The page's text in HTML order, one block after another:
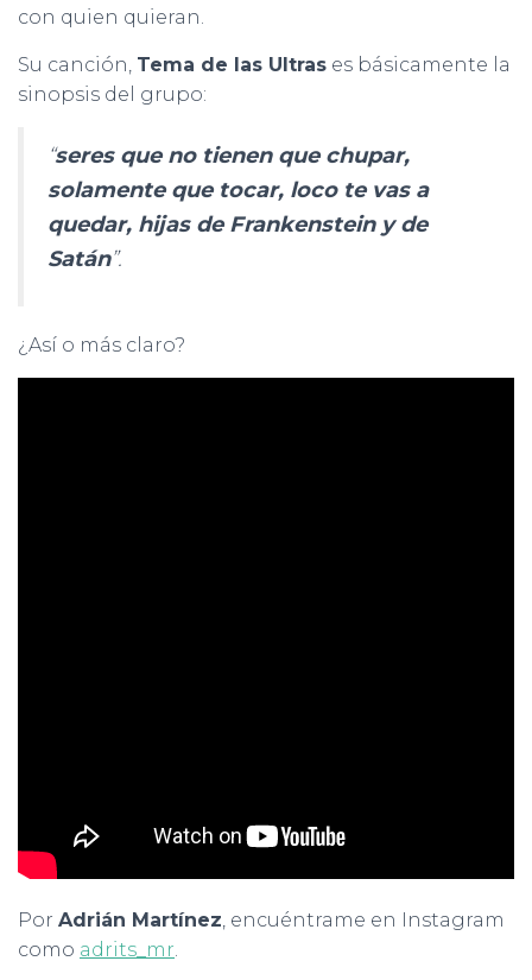
con quien quieran.
Su canción, Tema de las Ultras es básicamente la
sinopsis del grupo:
“seres que no tienen que chupar,
solamente que tocar, loco te vas a
quedar, hijas de Frankenstein y de
Satán”.
¿Así o más claro?
Por Adrián Martínez, encuéntrame en Instagram
como adrits_mr.